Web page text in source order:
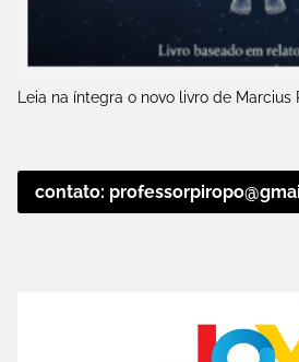
Leia na íntegra o novo livro de Marcius
contato: